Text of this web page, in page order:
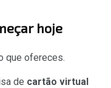
hoje
que ofereces.
de cartão virtual